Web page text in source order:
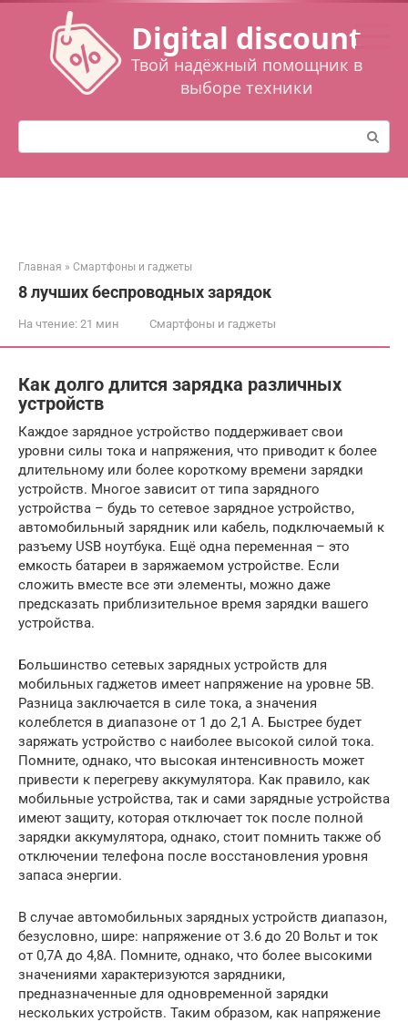
Перейти
контенту
Digital discount
Твой надёжный помощник в
выборе техники
Поиск:
Главная » Смартфоны и гаджеты
8 лучших беспроводных зарядок
На чтение: 21 мин Смартфоны и гаджеты
Как долго длится зарядка различных
устройств
Каждое зарядное устройство поддерживает свои
уровни силы тока и напряжения, что приводит к более
длительному или более короткому времени зарядки
устройств. Многое зависит от типа зарядного
устройства – будь то сетевое зарядное устройство,
автомобильный зарядник или кабель, подключаемый к
разъему USB ноутбука. Ещё одна переменная – это
емкость батареи в заряжаемом устройстве. Если
сложить вместе все эти элементы, можно даже
предсказать приблизительное время зарядки вашего
устройства.
Большинство сетевых зарядных устройств для
мобильных гаджетов имеет напряжение на уровне 5В.
Разница заключается в силе тока, а значения
колеблется в диапазоне от 1 до 2,1 А. Быстрее будет
заряжать устройство с наиболее высокой силой тока.
Помните, однако, что высокая интенсивность может
привести к перегреву аккумулятора. Как правило, как
мобильные устройства, так и сами зарядные устройства
имеют защиту, которая отключает ток после полной
зарядки аккумулятора, однако, стоит помнить также об
отключении телефона после восстановления уровня
запаса энергии.
В случае автомобильных зарядных устройств диапазон,
безусловно, шире: напряжение от 3.6 до 20 Вольт и ток
от 0,7А до 4,8А. Помните, однако, что более высокими
значениями характеризуются зарядники,
предназначенные для одновременной зарядки
нескольких устройств. Таким образом, как напряжение